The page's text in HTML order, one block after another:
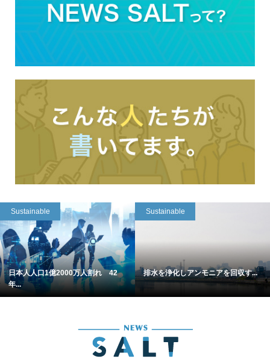
Sustainable
日本人人口1億2000万人割れ 42
年...
Sustainable
排水を浄化しアンモニアを回収す...